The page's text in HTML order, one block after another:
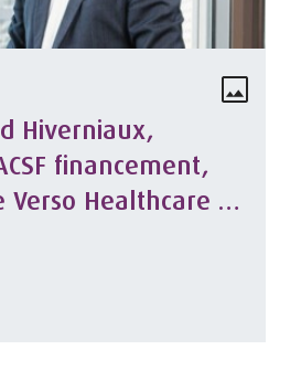
Hiverniaux,
financement,
Verso Healthcare et